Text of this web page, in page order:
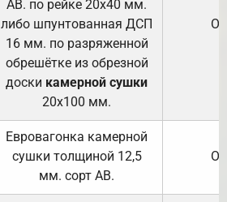
АВ. по рейке 20х40 мм.
либо шпунтованная ДСП
16 мм. по разряженной
обрешётке из обрезной
доски камерной сушки
20х100 мм.
Евровагонка камерной
сушки толщиной 12,5
мм. сорт АВ.